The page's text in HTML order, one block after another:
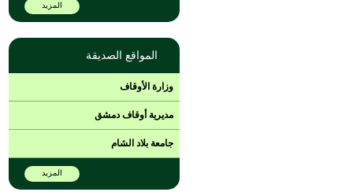
المزيد
المواقع الصديقة
وزارة الأوقاف
مديرية أوقاف دمشق
جامعة بلاد الشام
المزيد